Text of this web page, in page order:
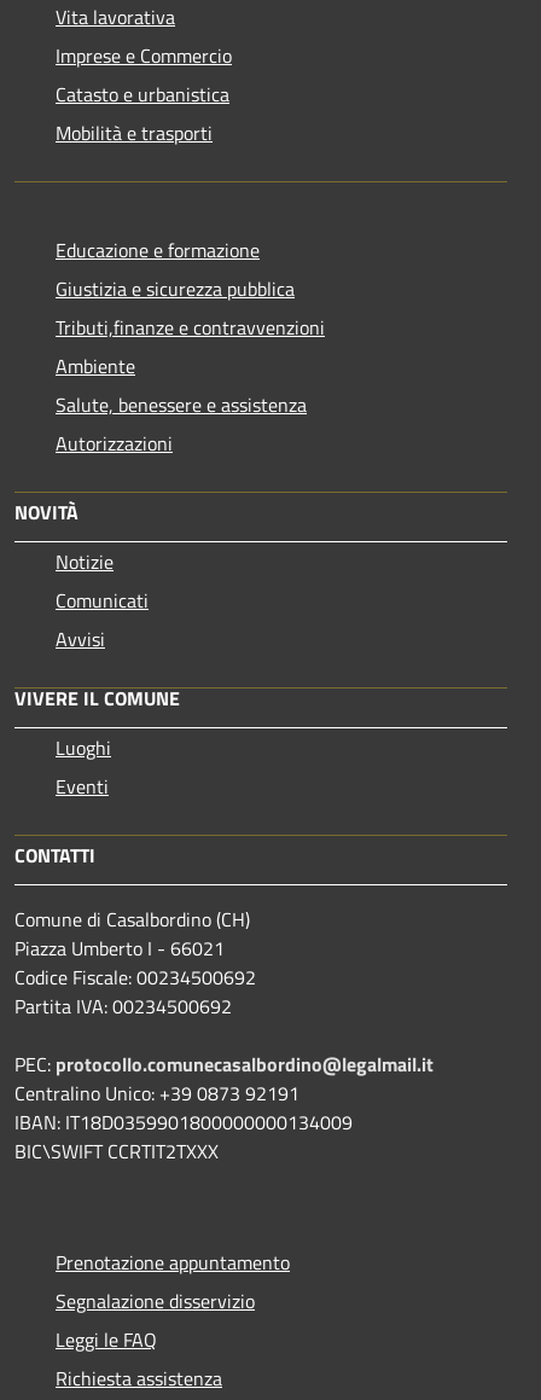
Vita lavorativa
Imprese e Commercio
Catasto e urbanistica
Mobilità e trasporti
Educazione e formazione
Giustizia e sicurezza pubblica
Tributi,finanze e contravvenzioni
Ambiente
Salute, benessere e assistenza
Autorizzazioni
NOVITÀ
Notizie
Comunicati
Avvisi
VIVERE IL COMUNE
Luoghi
Eventi
CONTATTI
Comune di Casalbordino (CH)
Piazza Umberto I - 66021
Codice Fiscale: 00234500692
Partita IVA: 00234500692
PEC: protocollo.comunecasalbordino@legalmail.it
Centralino Unico: +39 0873 92191
IBAN: IT18D0359901800000000134009
BIC\SWIFT CCRTIT2TXXX
Prenotazione appuntamento
Segnalazione disservizio
Leggi le FAQ
Richiesta assistenza